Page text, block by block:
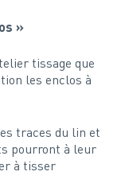
»
tissage que
les enclos à
traces du lin et
pourront à leur
à tisser